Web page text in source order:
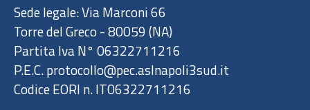
Sede legale: Via Marconi 66
Torre del Greco - 80059 (NA)
Partita Iva N° 06322711216
P.E.C. protocollo@pec.aslnapoli3sud.it
Codice EORI n. IT06322711216